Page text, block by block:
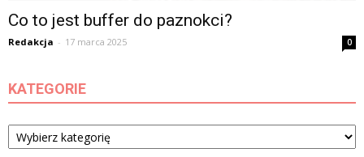
Co to jest buffer do paznokci?
Redakcja - 17 marca 2025 0
KATEGORIE
Kategorie